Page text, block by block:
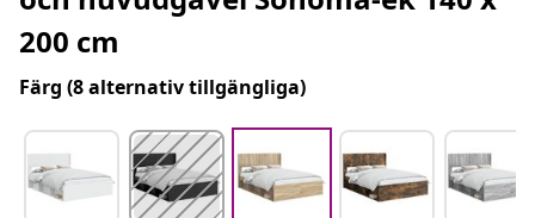
200 cm
Färg (8 alternativ tillgängliga)